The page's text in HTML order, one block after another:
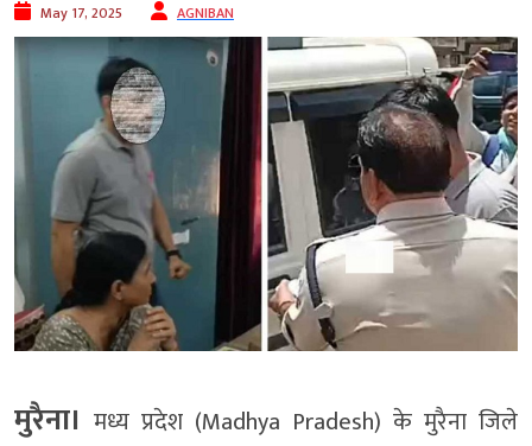
May 17, 2025 AGNIBAN
मुरैना। मध्य प्रदेश (Madhya Pradesh) के मुरैना जिले